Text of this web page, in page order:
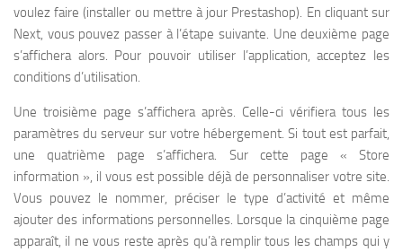
voulez faire (installer ou mettre à jour Prestashop). En cliquant sur
Next, vous pouvez passer à l’étape suivante. Une deuxième page
s’affichera alors. Pour pouvoir utiliser l’application, acceptez les
conditions d’utilisation.
Une troisième page s’affichera après. Celle-ci vérifiera tous les
paramètres du serveur sur votre hébergement. Si tout est parfait,
une quatrième page s’affichera. Sur cette page « Store
information », il vous est possible déjà de personnaliser votre site.
Vous pouvez le nommer, préciser le type d’activité et même
ajouter des informations personnelles. Lorsque la cinquième page
apparaît, il ne vous reste après qu’à remplir tous les champs qui y